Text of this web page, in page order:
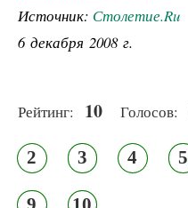
Источник: Столетие.Ru
6 декабря 2008 г.
Рейтинг: 10 Голосов:
2 3 4 5